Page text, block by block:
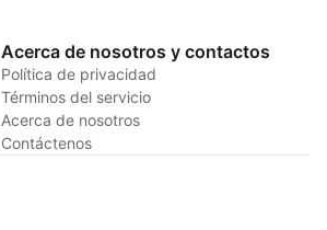
Acerca de nosotros y contactos
Política de privacidad
Términos del servicio
Acerca de nosotros
Contáctenos